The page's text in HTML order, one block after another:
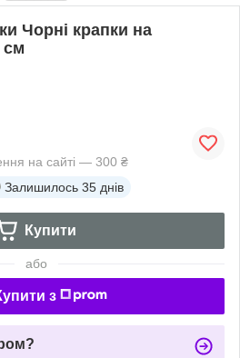
Чорні крапки на
см
на сайті — 300 ₴
Залишилось 35 днів
Купити
або
з